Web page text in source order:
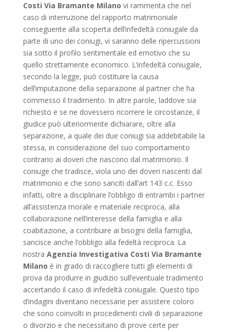
Costi Via Bramante Milano vi rammenta che nel
caso di interruzione del rapporto matrimoniale
conseguente alla scoperta dell’infedeltà coniugale da
parte di uno dei coniugi, vi saranno delle ripercussioni
sia sotto il profilo sentimentale ed emotivo che su
quello strettamente economico. L’infedeltà coniugale,
secondo la legge, può costituire la causa
dell’imputazione della separazione al partner che ha
commesso il tradimento. In altre parole, laddove sia
richiesto e se ne dovessero ricorrere le circostanze, il
giudice può ulteriormente dichiarare, oltre alla
separazione, a quale dei due coniugi sia addebitabile la
stessa, in considerazione del suo comportamento
contrario ai doveri che nascono dal matrimonio. Il
coniuge che tradisce, viola uno dei doveri nascenti dal
matrimonio e che sono sanciti dall’art 143 c.c. Esso
infatti, oltre a disciplinare l’obbligo di entrambi i partner
all’assistenza morale e materiale reciproca, alla
collaborazione nell’interesse della famiglia e alla
coabitazione, a contribuire ai bisogni della famiglia,
sancisce anche l’obbligo alla fedeltà reciproca. La
nostra Agenzia Investigativa Costi Via Bramante
Milano è in grado di raccogliere tutti gli elementi di
prova da produrre in giudizio sull’eventuale tradimento
accertando il caso di infedeltà coniugale. Questo tipo
d’indagini diventano necessarie per assistere coloro
che sono coinvolti in procedimenti civili di separazione
o divorzio e che necessitano di prove certe per